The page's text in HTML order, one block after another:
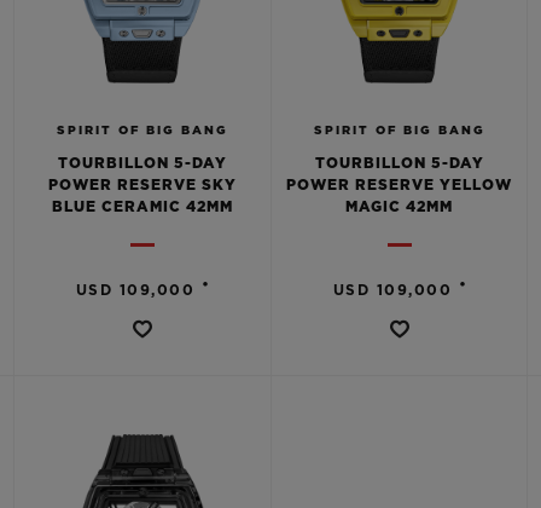
SPIRIT OF BIG BANG
TOURBILLON 5-DAY
POWER RESERVE SKY
BLUE CERAMIC 42MM
USD 109,000 •
SPIRIT OF BIG BANG
TOURBILLON 5-DAY
POWER RESERVE YELLOW
MAGIC 42MM
USD 109,000 •